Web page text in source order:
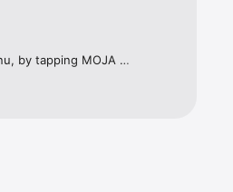
by tapping MOJA